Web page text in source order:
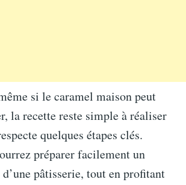
si le caramel maison peut
la recette reste simple à réaliser
quelques étapes clés.
préparer facilement un
pâtisserie, tout en profitant